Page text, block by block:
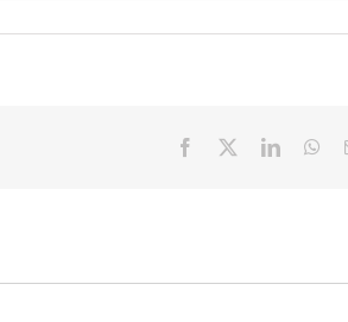
Facebook LinkedIn